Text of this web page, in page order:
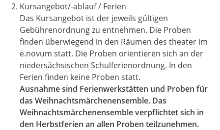
Kursangebot/-ablauf / Ferien
Das Kursangebot ist der jeweils gültigen
Gebührenordnung zu entnehmen. Die Proben
finden überwiegend in den Räumen des theater im
e.novum statt. Die Proben orientieren sich an der
niedersächsischen Schulferienordnung. In den
Ferien finden keine Proben statt.
Ausnahme sind Ferienwerkstätten und Proben für
das Weihnachtsmärchenensemble. Das
Weihnachtsmärchenensemble verpflichtet sich in
den Herbstferien an allen Proben teilzunehmen.